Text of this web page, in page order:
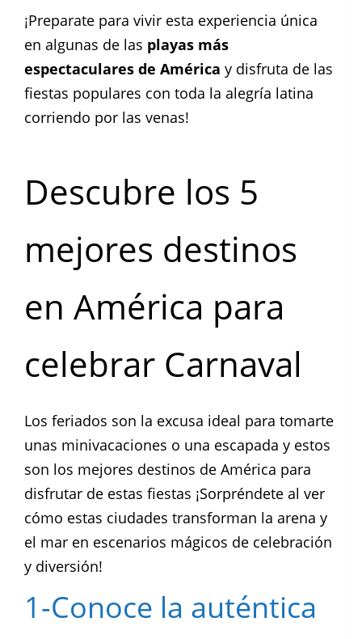
¡Preparate para vivir esta experiencia única
en algunas de las playas más
espectaculares de América y disfruta de las
fiestas populares con toda la alegría latina
corriendo por las venas!
Descubre los 5
mejores destinos
en América para
celebrar Carnaval
Los feriados son la excusa ideal para tomarte
unas minivacaciones o una escapada y estos
son los mejores destinos de América para
disfrutar de estas fiestas ¡Sorpréndete al ver
cómo estas ciudades transforman la arena y
el mar en escenarios mágicos de celebración
y diversión!
1-Conoce la auténtica